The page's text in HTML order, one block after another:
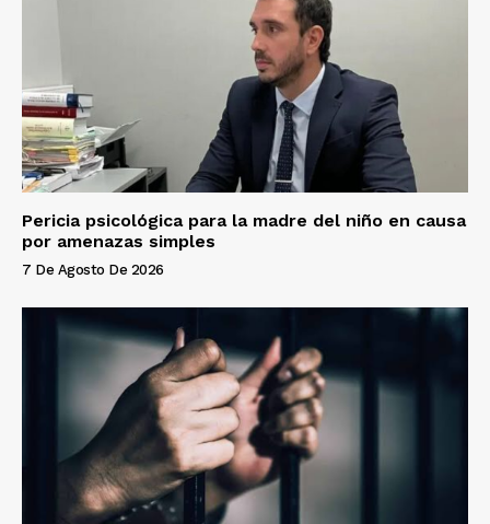
Pericia psicológica para la madre del niño en causa
por amenazas simples
7 De Agosto De 2026